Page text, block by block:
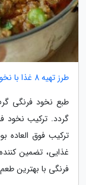
طرز تهیه 8 غذا با نخود فرنگی بسیار لذیذ و مقوی
طبع نخود فرنگی
گردد. ترکیب
ترکیب فوق العاده
غذایی، تضمین
فرنگی با بهترین